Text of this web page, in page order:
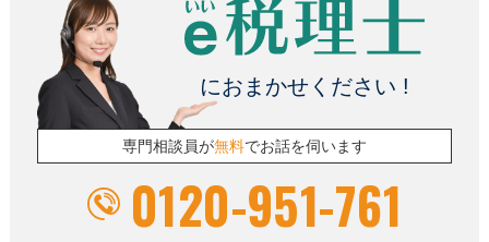
ど・・・。」というお客様も遠慮なくお問い合わせいただけ
ればと存じます。 ・申告期限が迫って焦っている・・・。
・自分でやろうとして途中まではなんとかできたけど、土地
の評価や申告書の書き方が分からず困っている・・・。 この
ようなお客様からのご相談も快く対応いたしますので、気軽
にお問合せいただければと存じます。 皆様からのお問い合わ
せを心よりお待ちしております。
電話相談可 土日相談可 初回相談無料
18時以降相談可 オンライン面談可 事務所面談可
におまかせください !
専門相談員が無料でお話を伺います
0120-951-761